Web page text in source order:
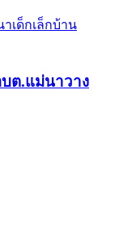
ต.แม่นาวาง